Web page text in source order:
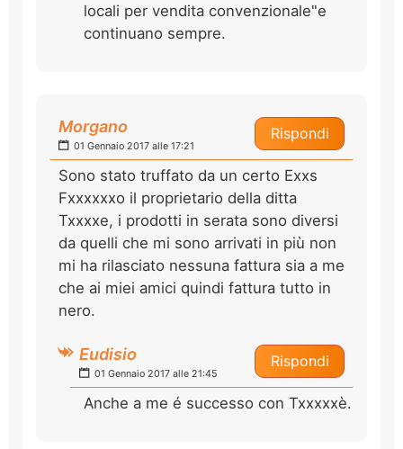
locali per vendita convenzionale"e
continuano sempre.
Rispondi
Morgano
01 Gennaio 2017 alle 17:21
Sono stato truffato da un certo Exxs
Fxxxxxxo il proprietario della ditta
Txxxxe, i prodotti in serata sono diversi
da quelli che mi sono arrivati in più non
mi ha rilasciato nessuna fattura sia a me
che ai miei amici quindi fattura tutto in
nero.
Rispondi
Eudisio
01 Gennaio 2017 alle 21:45
Anche a me é successo con Txxxxxè.